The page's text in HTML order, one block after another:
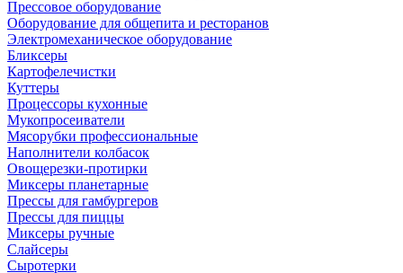
Прессовое оборудование
Оборудование для общепита и ресторанов
Электромеханическое оборудование
Бликсеры
Картофелечистки
Куттеры
Процессоры кухонные
Мукопросеиватели
Мясорубки профессиональные
Наполнители колбасок
Овощерезки-протирки
Миксеры планетарные
Прессы для гамбургеров
Прессы для пиццы
Миксеры ручные
Слайсеры
Сыротерки